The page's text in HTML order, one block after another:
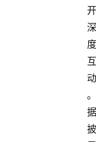
开
深
度
互
动
。
据
披